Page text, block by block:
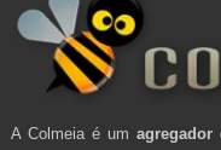
A Colmeia é um agregador